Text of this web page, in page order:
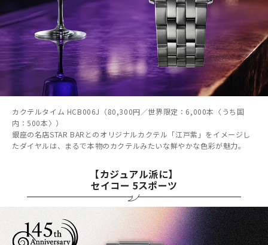
カクテルタイム HCB006J（80,300円／世界限定：6,000本〈うち国
内：500本〉）
銀座の名店STAR BARとのオリジナルカクテル「江戸紫」をイメージし
たダイヤルは、まるで本物のカクテルみたいな鮮やかな色彩が魅力。
【カジュアル派に】
セイコー 5スポーツ